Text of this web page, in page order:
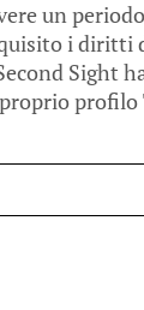
un
i diritti
Sight
profilo